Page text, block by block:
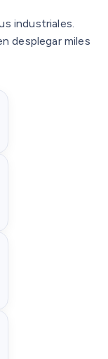
industriales.
desplegar miles